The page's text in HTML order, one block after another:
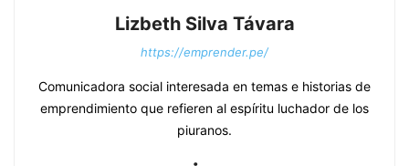
Lizbeth Silva Távara
https://emprender.pe/
Comunicadora social interesada en temas e historias de
emprendimiento que refieren al espíritu luchador de los
piuranos.